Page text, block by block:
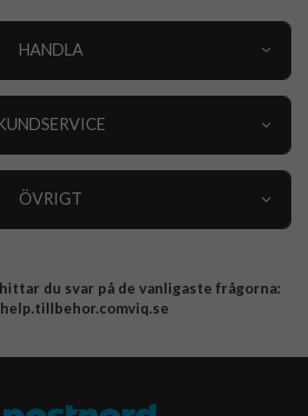
HANDLA
ÖVRIGT
du svar på de vanligaste frågorna: